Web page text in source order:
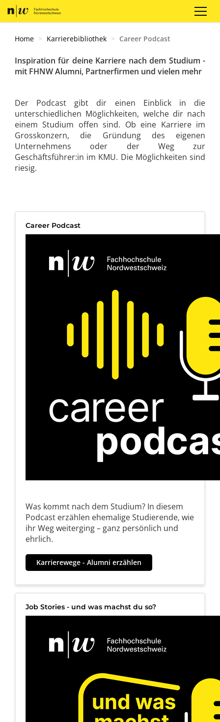
DE
Home Karrierebibliothek Career Podcast
Inspiration für deine Karriere nach dem Studium -
mit FHNW Alumni, Partnerfirmen und vielen mehr
Der Podcast gibt dir einen Einblick in die
unterschiedlichen Möglichkeiten, welche dir nach
einem Studium offen sind. Ob eine Karriere im
Grosskonzern, die Gründung des eigenen
Unternehmens oder der Weg zur
Geschäftsführer:in im KMU. Die Möglichkeiten sind
riesig.
Career Podcast
Was kommt nach dem Studium? In diesem
Podcast erzählen ehemalige Studierende, wie
ihr Weg weiterging – ganz persönlich und
ehrlich.
Karrierewege - Alumni erzählen
Job Stories - und was machst du so?